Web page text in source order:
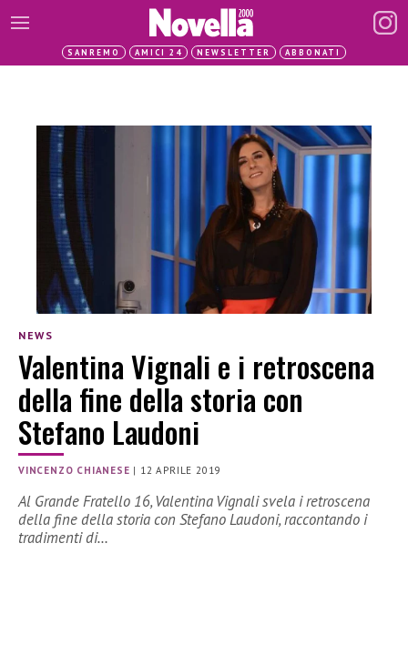
SANREMO AMICI 24 NEWSLETTER ABBONATI
NEWS
Valentina Vignali e i retroscena
della fine della storia con
Stefano Laudoni
VINCENZO CHIANESE | 12 APRILE 2019
Al Grande Fratello 16, Valentina Vignali svela i retroscena
della fine della storia con Stefano Laudoni, raccontando i
tradimenti di…